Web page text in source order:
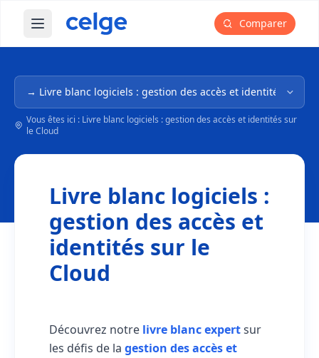
Ouvrir le menu principal Comparer
Navigation dans l'arborescence
Vous êtes ici : Livre blanc logiciels : gestion des accès et identités sur
le Cloud
Livre blanc logiciels :
gestion des accès et
identités sur le
Cloud
Découvrez notre livre blanc expertsur
les défis de la gestion des accès et